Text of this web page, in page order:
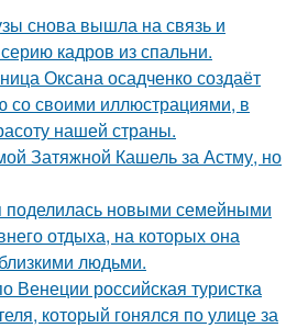
снова вышла на связь и
кадров из спальни.
Оксана осадченко создаёт
со своими иллюстрациями, в
нашей страны.
Затяжной Кашель за Астму, но
поделилась новыми семейными
отдыха, на которых она
людьми.
Венеции российская туристка
который гонялся по улице за